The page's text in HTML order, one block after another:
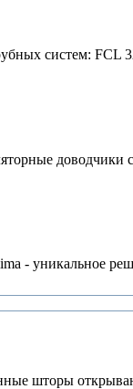
систем: FCL
доводчики
- уникальное
шторы